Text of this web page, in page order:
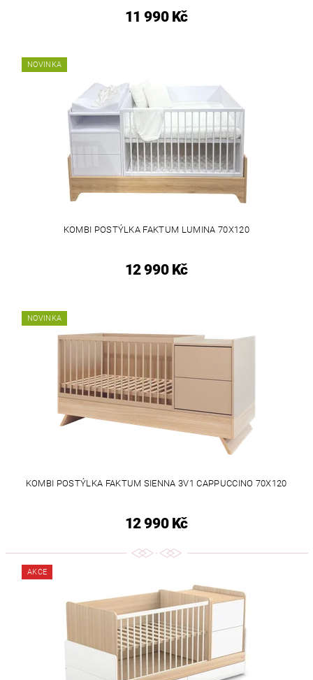
11 990 Kč
NOVINKA
KOMBI POSTÝLKA FAKTUM LUMINA 70X120
12 990 Kč
NOVINKA
KOMBI POSTÝLKA FAKTUM SIENNA 3V1 CAPPUCCINO 70X120
12 990 Kč
AKCE